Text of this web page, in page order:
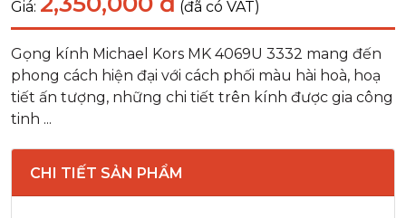
Giá:
(đã có VAT)
Gọng kính Michael Kors MK 4069U 3332 mang đến
phong cách hiện đại với cách phối màu hài hoà, hoạ
tiết ấn tượng, những chi tiết trên kính được gia công
tinh ...
CHI TIẾT SẢN PHẨM